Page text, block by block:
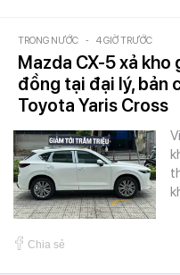
TRONG NƯỚC - 4 GIỜ TRƯỚC
Mazda CX-5 xả
đồng tại đại lý, bản
Toyota Yaris Cross
Chia sẻ